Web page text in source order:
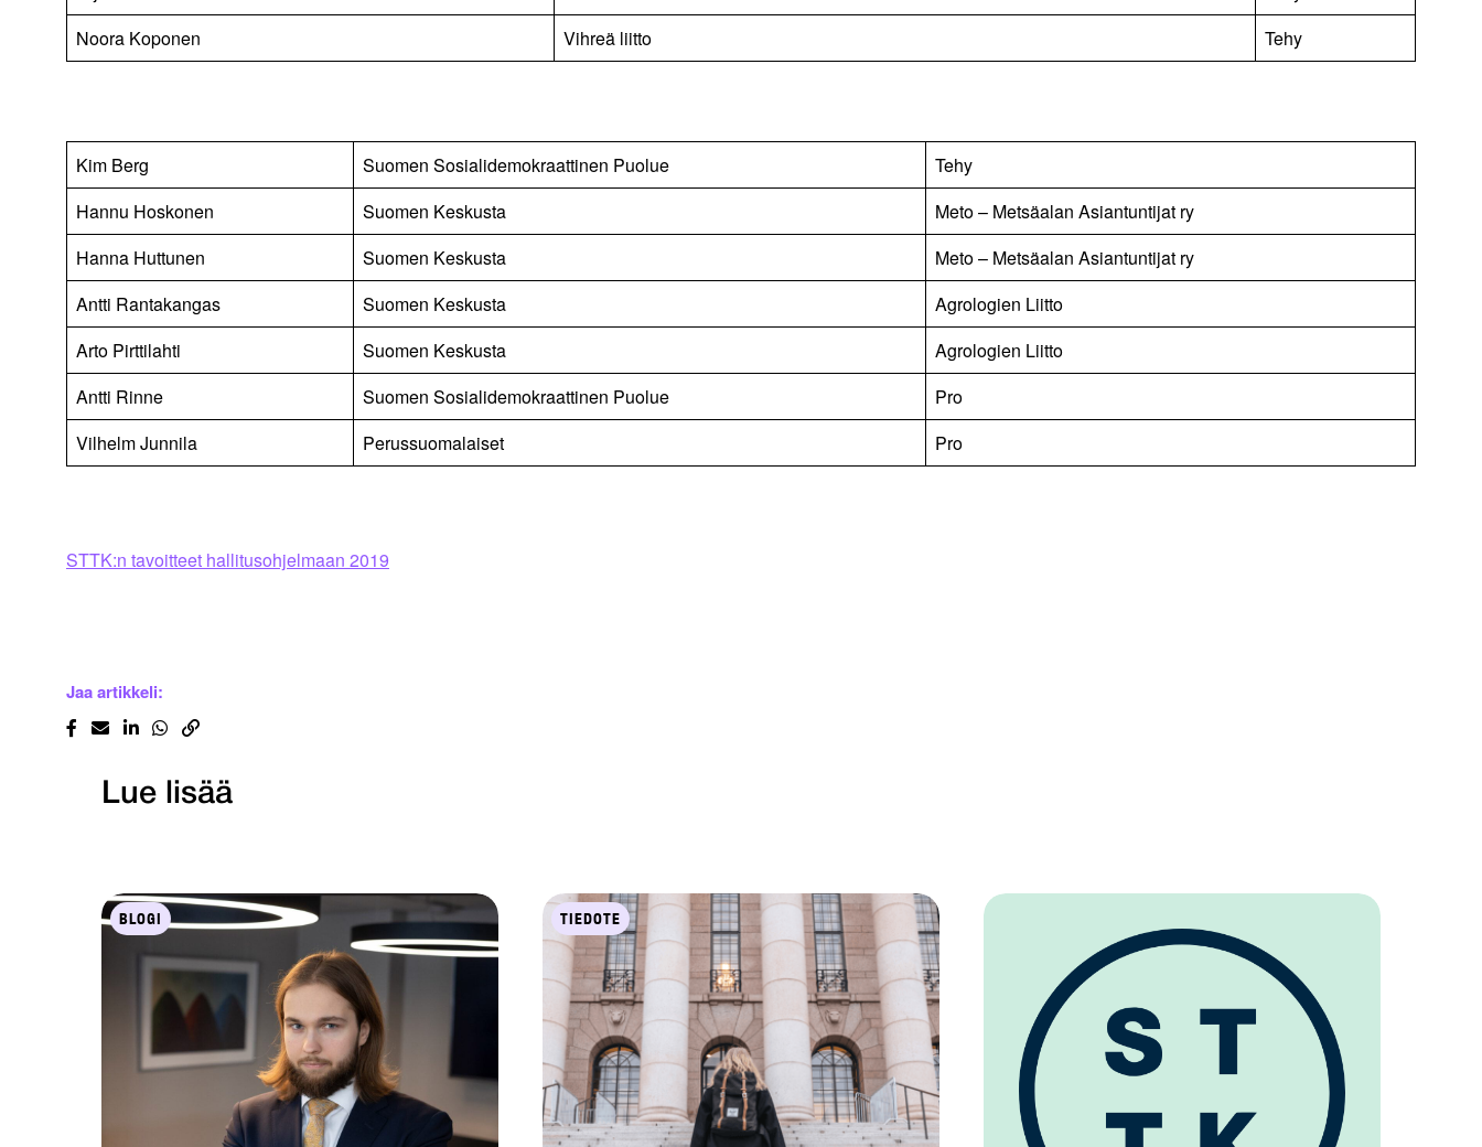
Noora Koponen
Vihreä liitto Tehy
Kim Berg Suomen Sosialidemokraattinen Puolue
Tehy
Hannu Hoskonen
Suomen Keskusta
Meto – Metsäalan Asiantuntijat ry
Hanna Huttunen
Suomen Keskusta
Meto – Metsäalan Asiantuntijat ry
Antti Rantakangas
Suomen Keskusta
Agrologien Liitto
Arto Pirttilahti
Suomen Keskusta
Agrologien Liitto
Antti Rinne
Suomen Sosialidemokraattinen Puolue
Pro
Vilhelm Junnila
Perussuomalaiset Pro
STTK:n tavoitteet hallitusohjelmaan 2019
Jaa artikkeli:
Lue lisää
BLOGI TIEDOTE